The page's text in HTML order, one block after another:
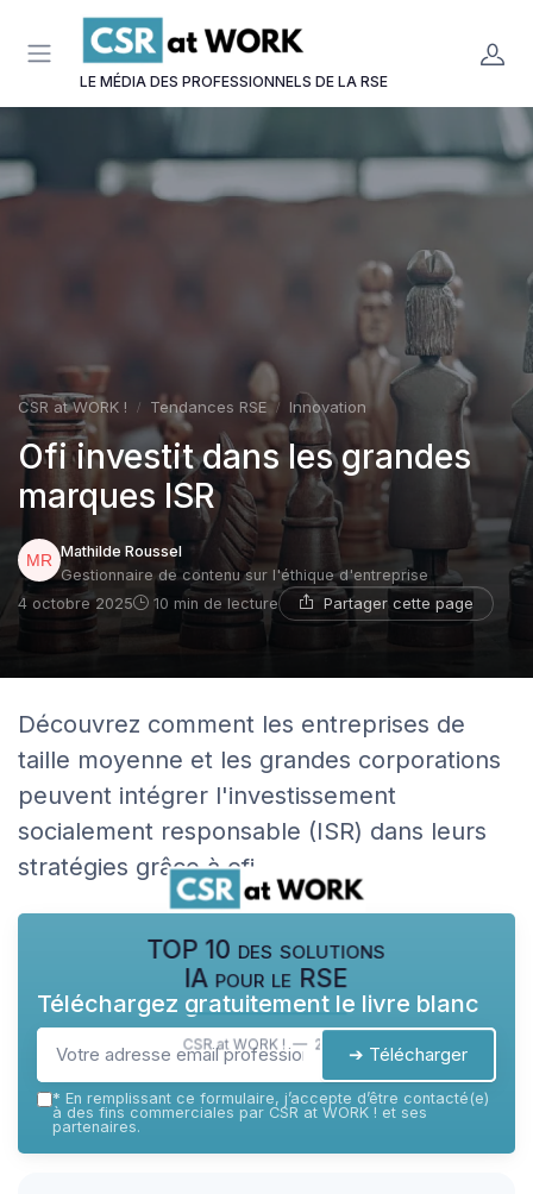
LE MÉDIA DES PROFESSIONNELS DE LA RSE
CSR at WORK ! Tendances RSE Innovation
Ofi investit dans les grandes
marques ISR
Mathilde Roussel
Gestionnaire de contenu sur l'éthique d'entreprise
4 octobre 2025
10 min de lecture Partager cette page
Découvrez comment les entreprises de
taille moyenne et les grandes corporations
peuvent intégrer l'investissement
socialement responsable (ISR) dans leurs
stratégies grâce à ofi.
TOP 10 des solutions
IA pour le RSE
CSR at WORK ! — 2026
Téléchargez gratuitement le livre blanc
➔ Télécharger
* En remplissant ce formulaire, j’accepte d’être contacté(e)
à des fins commerciales par CSR at WORK ! et ses
partenaires.
Panneau de gestion des cookies